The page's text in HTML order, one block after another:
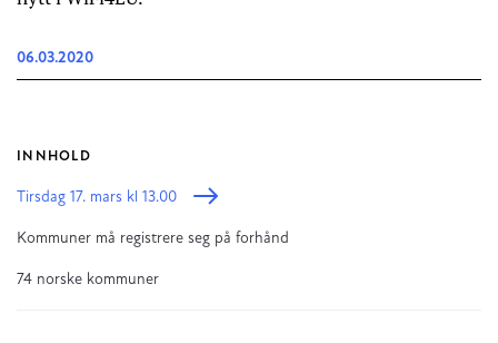
06.03.2020
INNHOLD
Tirsdag 17. mars kl 13.00
Kommuner må registrere seg på forhånd
74 norske kommuner